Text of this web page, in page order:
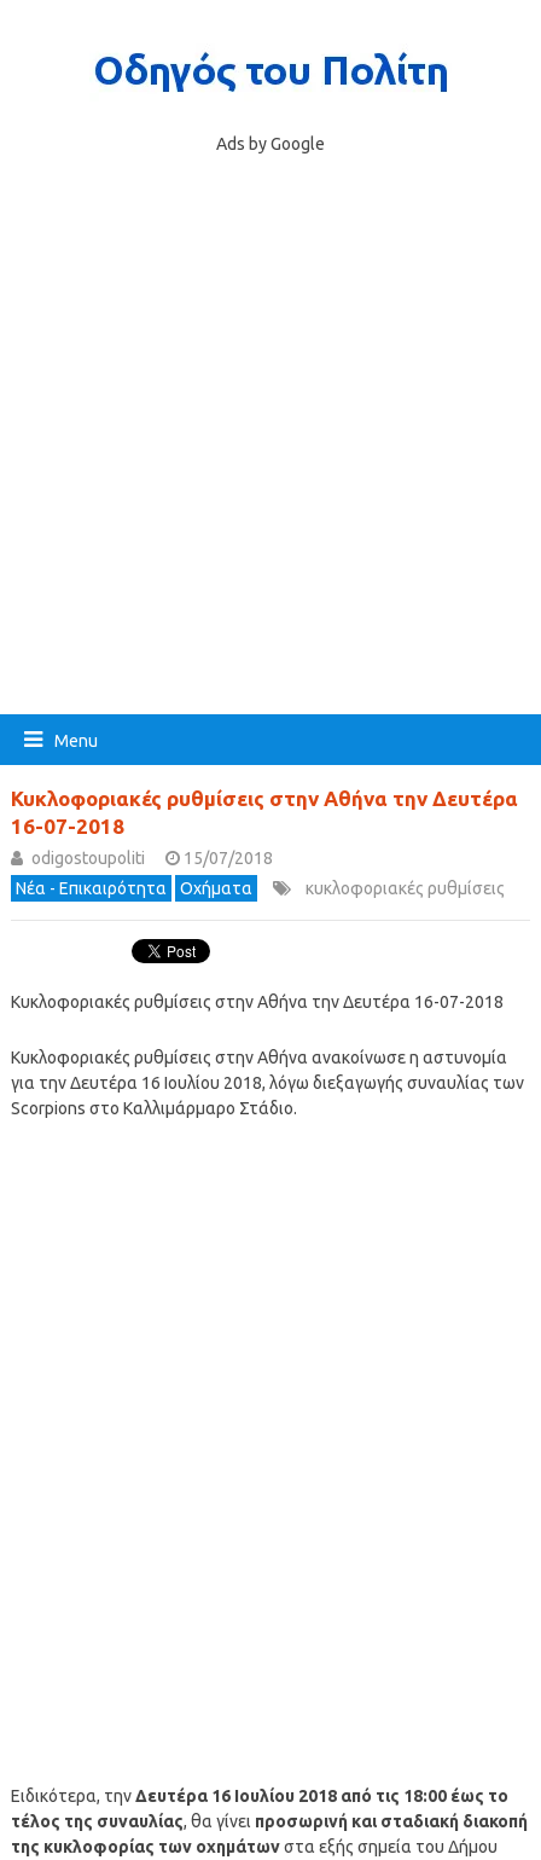
Ads by Google
Menu
Κυκλοφοριακές ρυθμίσεις στην Αθήνα την Δευτέρα
16-07-2018
odigostoupoliti
15/07/2018
Νέα - Επικαιρότητα
Οχήματα κυκλοφοριακές ρυθμίσεις
Κυκλοφοριακές ρυθμίσεις στην Αθήνα την Δευτέρα 16-07-2018
Κυκλοφοριακές ρυθμίσεις στην Αθήνα ανακοίνωσε η αστυνομία
για την Δευτέρα 16 Ιουλίου 2018, λόγω διεξαγωγής συναυλίας των
Scorpions στο Καλλιμάρμαρο Στάδιο.
Ειδικότερα, τηνΔευτέρα 16 Ιουλίου 2018 από τις 18:00 έως το
τέλος της συναυλίας, θα γίνει προσωρινή και σταδιακή διακοπή
της κυκλοφορίας των οχημάτωνστα εξής σημεία του Δήμου